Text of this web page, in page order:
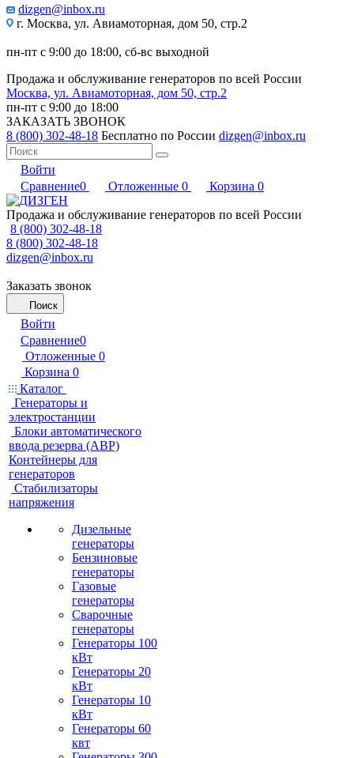
dizgen@inbox.ru
г. Москва, ул. Авиамоторная, дом 50, стр.2
пн-пт с 9:00 до 18:00, сб-вс выходной
Продажа и обслуживание генераторов по всей России
Москва, ул. Авиамоторная, дом 50, стр.2
пн-пт с 9:00 до 18:00
ЗАКАЗАТЬ ЗВОНОК
8 (800) 302-48-18 Бесплатно по России dizgen@inbox.ru
Войти
Сравнение0 Отложенные 0 Корзина 0
Продажа и обслуживание генераторов по всей России
8 (800) 302-48-18
8 (800) 302-48-18
dizgen@inbox.ru
Заказать звонок
Поиск
Войти
Сравнение0
Отложенные 0
Корзина 0
Каталог
Генераторы и
электростанции
Блоки автоматического
ввода резерва (АВР)
Контейнеры для
генераторов
Стабилизаторы
напряжения
Дизельные
генераторы
Бензиновые
генераторы
Газовые
генераторы
Сварочные
генераторы
Генераторы 100
кВт
Генераторы 20
кВт
Генераторы 10
кВт
Генераторы 60
квт